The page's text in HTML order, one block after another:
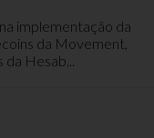
implementação da
da Movement,
Hesab...